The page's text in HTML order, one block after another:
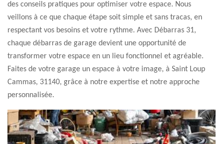
des conseils pratiques pour optimiser votre espace. Nous
veillons à ce que chaque étape soit simple et sans tracas, en
respectant vos besoins et votre rythme. Avec Débarras 31,
chaque débarras de garage devient une opportunité de
transformer votre espace en un lieu fonctionnel et agréable.
Faites de votre garage un espace à votre image, à Saint Loup
Cammas, 31140, grâce à notre expertise et notre approche
personnalisée.